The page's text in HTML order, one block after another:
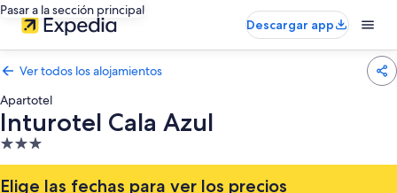
Pasar a la sección principal
Descargar app
Ver todos los alojamientos
Apartotel
Inturotel Cala Azul
Alojamiento
de
3.0 estrellas
Elige las fechas para ver los precios